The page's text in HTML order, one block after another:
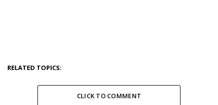
RELATED TOPICS:
CLICK TO COMMENT